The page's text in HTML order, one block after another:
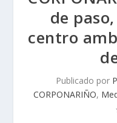
de
centro
Publicado por
CORPONARIÑO,